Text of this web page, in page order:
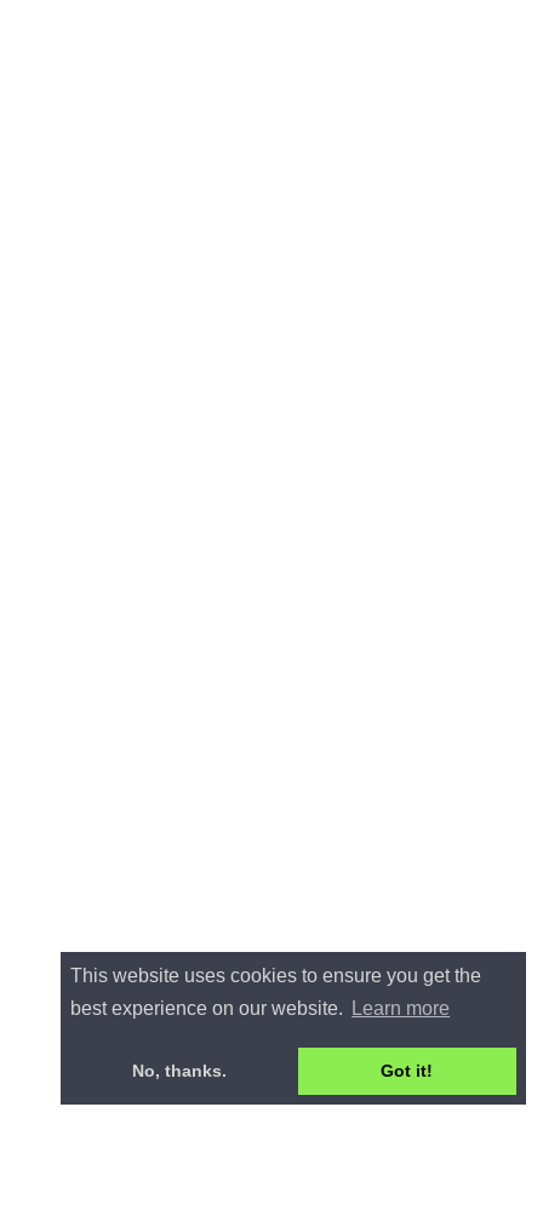
This website uses cookies to ensure you get the
best experience on our website.
Learn more
No, thanks. Got it!